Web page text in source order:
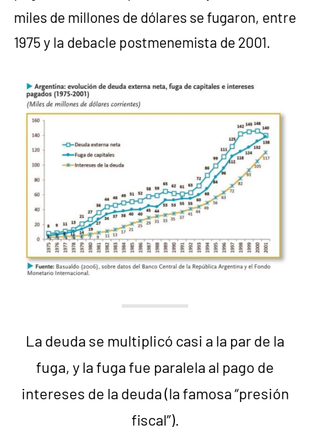
miles de millones de dólares se fugaron, entre
1975 y la debacle postmenemista de 2001.
La deuda se multiplicó casi a la par de la
fuga, y la fuga fue paralela al pago de
intereses de la deuda (la famosa “presión
fiscal”).